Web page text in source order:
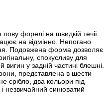
форелі на швидкій течії.
на відмінно. Непогано
Подовжена форма дозволяє
спокусливу для
вигин у задній частині блешні.
представлена в шести
срібло, два кольори під
і незвичайний синюватий